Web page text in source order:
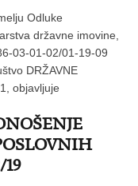
Odluke
državne imovine,
03-01-02/01-19-09
DRŽAVNE
objavljuje
19